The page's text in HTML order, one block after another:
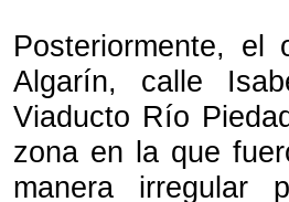
Posteriormente,
Algarín, calle
Viaducto Río
zona en la que
manera irregular